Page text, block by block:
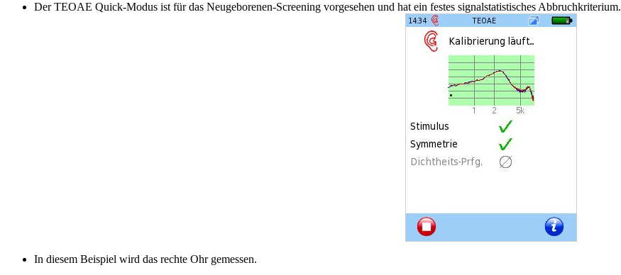
Der TEOAE Quick-Modus ist für das Neugeborenen-Screening vorgesehen und hat ein festes signalstatistisches Abbruchkriterium.
In diesem Beispiel wird das rechte Ohr gemessen.